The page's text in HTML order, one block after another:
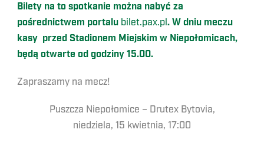
Bilety na to spotkanie można nabyć za
pośrednictwem portalu bilet.pax.pl. W dniu meczu
kasy przed Stadionem Miejskim w Niepołomicach,
będą otwarte od godziny 15.00.
Zapraszamy na mecz!
Puszcza Niepołomice – Drutex Bytovia,
niedziela, 15 kwietnia, 17:00